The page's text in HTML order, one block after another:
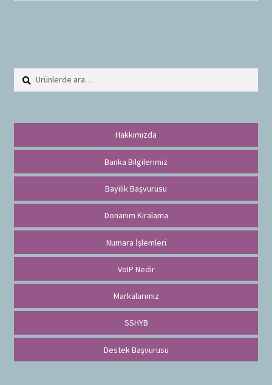
Ara:
Hakkımızda
Banka Bilgilerimiz
Bayilik Başvurusu
Donanım Kiralama
Numara İşlemleri
VoIP Nedir
Markalarımız
SSHYB
Destek Başvurusu